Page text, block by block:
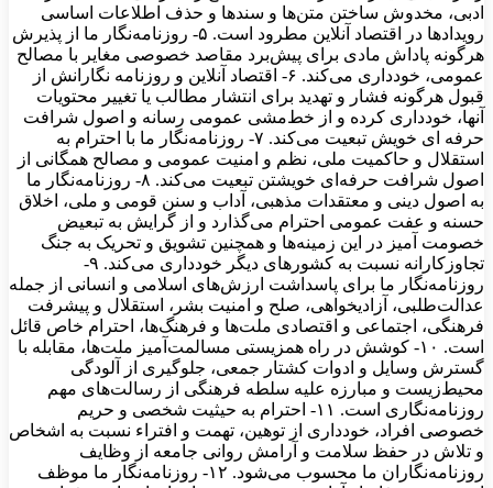
ادبی، مخدوش ساختن متن‌ها و سندها و حذف اطلاعات اساسی
رویدادها در اقتصاد آنلاین مطرود است. ۵- روزنامه‌نگار ما از پذیرش
هرگونه پاداش مادی برای پیش‌برد مقاصد خصوصی مغایر با مصالح
عمومی، خودداری می‌کند. ۶- اقتصاد آنلاین و روزنامه نگارانش از
قبول هرگونه فشار و تهدید برای انتشار مطالب یا تغییر محتویات
آنها، خودداری کرده و از خط‌مشی عمومی رسانه و اصول شرافت
حرفه ای خویش تبعیت می‌کند. ۷- روزنامه‌نگار ما با احترام به
استقلال و حاکمیت ملی، نظم و امنیت عمومی و مصالح همگانی از
اصول شرافت حرفه‌ای خویشتن تبعیت می‌کند. ۸- روزنامه‌نگار ما
به اصول دینی و معتقدات مذهبی، آداب و سنن قومی و ملی، اخلاق
حسنه و عفت عمومی احترام می‌گذارد و از گرایش به تبعیض
خصومت آمیز در این زمینه‌ها و همچنین تشویق و تحریک به جنگ
تجاوزکارانه نسبت به کشورهای دیگر خودداری می‌کند. ۹-
روزنامه‌نگار ما برای پاسداشت ارزش‌های اسلامی و انسانی از جمله
عدالت‌طلبی، آزادیخواهی، صلح و امنیت بشر، استقلال و پیشرفت
فرهنگی، اجتماعی و اقتصادی ملت‌ها و فرهنگ‌ها، احترام خاص قائل
است. ۱۰- کوشش در راه همزیستی مسالمت‌آمیز ملت‌ها، مقابله با
گسترش وسایل و ادوات کشتار جمعی، جلوگیری از آلودگی
محیط‌زیست و مبارزه علیه سلطه فرهنگی از رسالت‌های مهم
روزنامه‌نگاری است. ۱۱- احترام به حیثیت شخصی و حریم
خصوصی افراد، خودداری از توهین، تهمت و افتراء نسبت به اشخاص
و تلاش در حفظ سلامت و آرامش روانی جامعه از وظایف
روزنامه‌نگاران ما محسوب می‌شود. ۱۲- روزنامه‌نگار ما موظف